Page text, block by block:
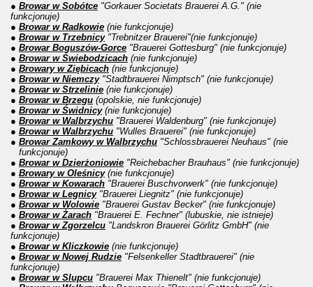
● Browar w Sobótce "Gorkauer Societats Brauerei A.G." (nie
funkcjonuje)
● Browar w Radkowie (nie funkcjonuje)
● Browar w Trzebnicy"Trebnitzer Brauerei"(nie funkcjonuje)
● Browar Boguszów-Gorce "Brauerei Gottesburg" (nie funkcjonuje)
● Browar w Świebodzicach (nie funkcjonuje)
● Browary w Ziębicach (nie funkcjonuje)
● Browar w Niemczy"Stadtbrauerei Nimptsch" (nie funkcjonuje)
● Browar w Strzelinie (nie funkcjonuje)
● Browar w Brzegu (opolskie, nie funkcjonuje)
● Browar w Świdnicy(nie funkcjonuje)
● Browar w Walbrzychu "Brauerei Waldenburg" (nie funkcjonuje)
● Browar w Walbrzychu "Wulles Brauerei" (nie funkcjonuje)
● Browar Zamkowy w Walbrzychu "Schlossbrauerei Neuhaus" (nie
funkcjonuje)
● Browar w Dzierżoniowie "Reichebacher Brauhaus" (nie funkcjonuje)
● Browary w Oleśnicy(nie funkcjonuje)
● Browar w Kowarach "Brauerei Buschvorwerk" (nie funkcjonuje)
● Browar w Legnicy "Brauerei Liegnitz" (nie funkcjonuje)
● Browar w Wolowie "Brauerei Gustav Becker" (nie funkcjonuje)
● Browar w Żarach "Brauerei E. Fechner" (lubuskie, nie istnieje)
● Browar w Zgorzelcu "Landskron Brauerei Görlitz GmbH" (nie
funkcjonuje)
● Browar w Kliczkowie (nie funkcjonuje)
● Browar w Nowej Rudzie "Felsenkeller Stadtbrauerei" (nie
funkcjonuje)
● Browar w Slupcu "Brauerei Max Thienelt" (nie funkcjonuje)